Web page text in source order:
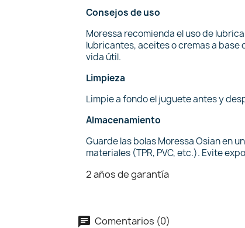
Consejos de uso
Moressa recomienda el uso de
lubricantes, aceites o cremas a
vida útil.
Limpieza
Limpie a fondo el juguete antes y
Almacenamiento
Guarde las bolas Moressa Osian en
materiales (TPR, PVC, etc.). Evite
2 años de garantía
Comentarios (0)